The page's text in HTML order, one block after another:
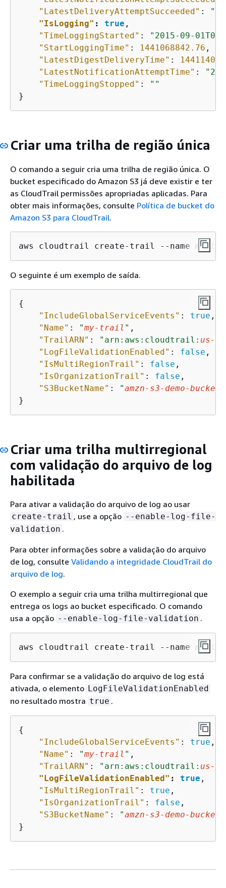
"LatestDeliveryAttemptSucceeded" :
"IsLogging" : true ,
"TimeLoggingStarted" :
"2015-09-
"StartLoggingTime" : 1441068842.76 ,
"LatestDigestDeliveryTime" :
"LatestNotificationAttemptTime" :
"TimeLoggingStopped" :
""
}
Criar uma trilha de região única
O comando a seguir cria uma trilha de região única. O
bucket especificado do Amazon S3 já deve existir e ter
as CloudTrail permissões apropriadas aplicadas. Para
obter mais informações, consulte Política de bucket do
Amazon S3 para CloudTrail.
aws cloudtrail create-trail --name my-
O seguinte é um exemplo de saída.
{
"IncludeGlobalServiceEvents" : true ,
"Name" : "my-trail " ,
"TrailARN" : "arn:aws:cloudtrail: us-
"LogFileValidationEnabled" : false ,
"IsMultiRegionTrail" : false ,
"IsOrganizationTrail" : false ,
"S3BucketName" : "amzn-s3-demo-bucket
}
Criar uma trilha multirregional
com validação do arquivo de log
habilitada
Para ativar a validação do arquivo de log ao usar
create-trail , use a opção --enable-log-file-
validation .
Para obter informações sobre a validação do arquivo
de log, consulte Validando a integridade CloudTrail do
arquivo de log.
O exemplo a seguir cria uma trilha multirregional que
entrega os logs ao bucket especificado. O comando
usa a opção --enable-log-file-validation .
aws cloudtrail create-trail --name my-
Para confirmar se a validação do arquivo de log está
ativada, o elemento LogFileValidationEnabled
no resultado mostra true .
{
"IncludeGlobalServiceEvents" : true ,
"Name" : "my-trail " ,
"TrailARN" : "arn:aws:cloudtrail: us-
"LogFileValidationEnabled" : true ,
"IsMultiRegionTrail" : true ,
"IsOrganizationTrail" : false ,
"S3BucketName" : "amzn-s3-demo-bucket
}